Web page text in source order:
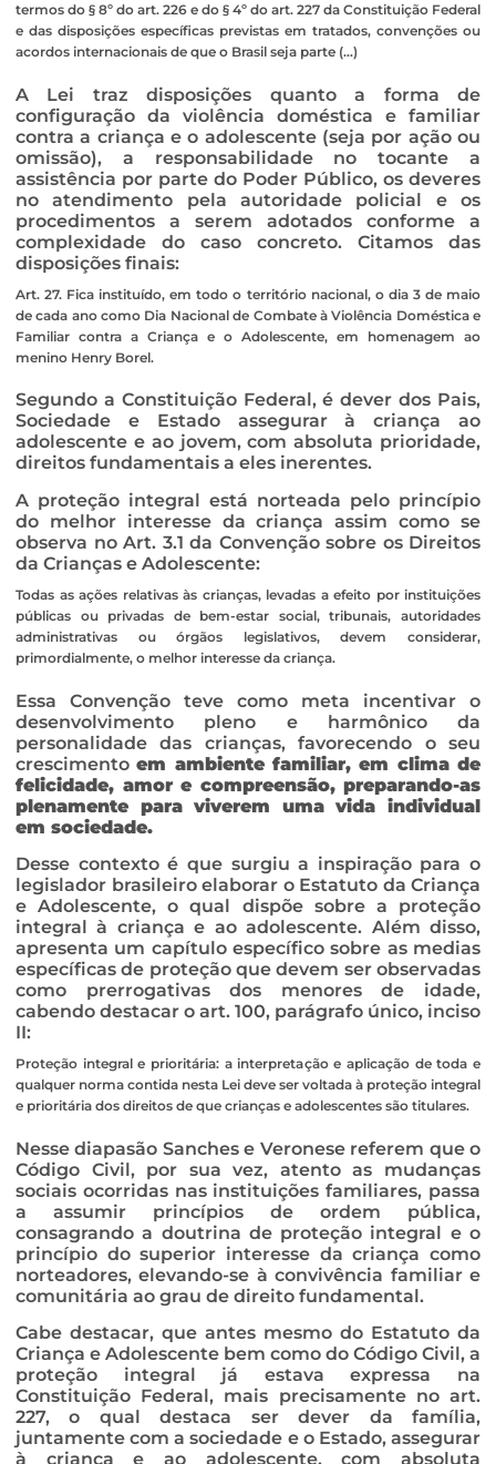
termos do § 8º do art. 226 e do § 4º do art. 227 da Constituição Federal
e das disposições específicas previstas em tratados, convenções ou
acordos internacionais de que o Brasil seja parte (…)
A Lei traz disposições quanto a forma de
configuração da violência doméstica e familiar
contra a criança e o adolescente (seja por ação ou
omissão), a responsabilidade no tocante a
assistência por parte do Poder Público, os deveres
no atendimento pela autoridade policial e os
procedimentos a serem adotados conforme a
complexidade do caso concreto. Citamos das
disposições finais:
Art. 27. Fica instituído, em todo o território nacional, o dia 3 de maio
de cada ano como Dia Nacional de Combate à Violência Doméstica e
Familiar contra a Criança e o Adolescente, em homenagem ao
menino Henry Borel.
Segundo a Constituição Federal, é dever dos Pais,
Sociedade e Estado assegurar à criança ao
adolescente e ao jovem, com absoluta prioridade,
direitos fundamentais a eles inerentes.
A proteção integral está norteada pelo princípio
do melhor interesse da criança assim como se
observa no Art. 3.1 da Convenção sobre os Direitos
da Crianças e Adolescente:
Todas as ações relativas às crianças, levadas a efeito por instituições
públicas ou privadas de bem-estar social, tribunais, autoridades
administrativas ou órgãos legislativos, devem considerar,
primordialmente, o melhor interesse da criança.
Essa Convenção teve como meta incentivar o
desenvolvimento pleno e harmônico da
personalidade das crianças, favorecendo o seu
crescimentoem ambiente familiar, em clima de
felicidade, amor e compreensão, preparando-as
plenamente para viverem uma vida individual
em sociedade.
Desse contexto é que surgiu a inspiração para o
legislador brasileiro elaborar o Estatuto da Criança
e Adolescente, o qual dispõe sobre a proteção
integral à criança e ao adolescente. Além disso,
apresenta um capítulo específico sobre as medias
específicas de proteção que devem ser observadas
como prerrogativas dos menores de idade,
cabendo destacar o art. 100, parágrafo único, inciso
II:
Proteção integral e prioritária: a interpretação e aplicação de toda e
qualquer norma contida nesta Lei deve ser voltada à proteção integral
e prioritária dos direitos de que crianças e adolescentes são titulares.
Nesse diapasão Sanches e Veronese referem que o
Código Civil, por sua vez, atento as mudanças
sociais ocorridas nas instituições familiares, passa
a assumir princípios de ordem pública,
consagrando a doutrina de proteção integral e o
princípio do superior interesse da criança como
norteadores, elevando-se à convivência familiar e
comunitária ao grau de direito fundamental.
Cabe destacar, que antes mesmo do Estatuto da
Criança e Adolescente bem como do Código Civil, a
proteção integral já estava expressa na
Constituição Federal, mais precisamente no art.
227, o qual destaca ser dever da família,
juntamente com a sociedade e o Estado, assegurar
à criança e ao adolescente, com absoluta